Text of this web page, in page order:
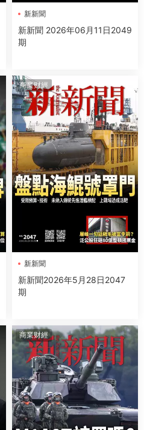
新新聞
新新聞 2026年06月11日2049
期
商業财經
新新聞
新新聞2026年5月28日2047
期
商業财經